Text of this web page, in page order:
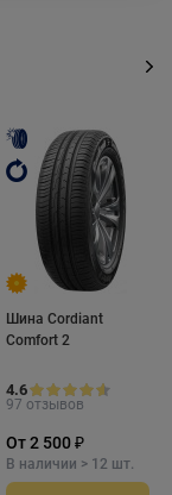
Шина Cordiant
Comfort 2
4.6
97 отзывов
От 2 500 ₽
В наличии > 12 шт.